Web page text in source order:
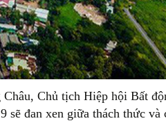
Chủ tịch Hiệp hội Bất
sẽ đan xen giữa thách thức và